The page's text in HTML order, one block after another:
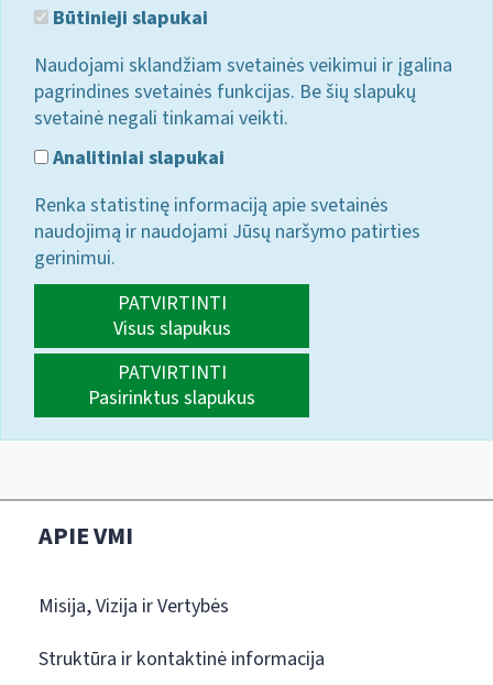
Būtinieji slapukai
Naudojami sklandžiam svetainės veikimui ir įgalina
pagrindines svetainės funkcijas. Be šių slapukų
svetainė negali tinkamai veikti.
Analitiniai slapukai
Renka statistinę informaciją apie svetainės
naudojimą ir naudojami Jūsų naršymo patirties
gerinimui.
PATVIRTINTI
Visus slapukus
PATVIRTINTI
Pasirinktus slapukus
APIE VMI
Misija, Vizija ir Vertybės
Struktūra ir kontaktinė informacija